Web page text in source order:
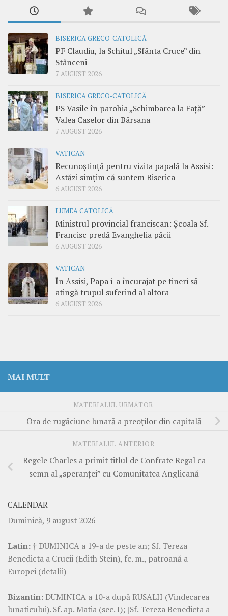
BISERICA GRECO-CATOLICĂ
PF Claudiu, la Schitul „Sfânta Cruce” din
Stânceni
7 AUGUST 2026
BISERICA GRECO-CATOLICĂ
PS Vasile în parohia „Schimbarea la Față” –
Valea Caselor din Bârsana
7 AUGUST 2026
VATICAN
Recunoștință pentru vizita papală la Assisi:
Astăzi simțim că suntem Biserica
6 AUGUST 2026
LUMEA CATOLICĂ
Ministrul provincial franciscan: Școala Sf.
Francisc predă Evanghelia păcii
6 AUGUST 2026
VATICAN
În Assisi, Papa i-a încurajat pe tineri să
atingă trupul suferind al altora
6 AUGUST 2026
MAI MULT
MATERIALUL URMĂTOR
Ora de rugăciune lunară a preoților din capitală
MATERIALUL ANTERIOR
Regele Charles a primit titlul de Confrate Regal ca
semn al „speranței” cu Comunitatea Anglicană
CALENDAR
Duminică, 9 august 2026
Latin:† DUMINICA a 19-a de peste an; Sf. Tereza
Benedicta a Crucii (Edith Stein), fc. m., patroană a
Europei (detalii)
Bizantin: DUMINICA a 10-a după RUSALII (Vindecarea
lunaticului). Sf. ap. Matia (sec. I); [Sf. Tereza Benedicta a